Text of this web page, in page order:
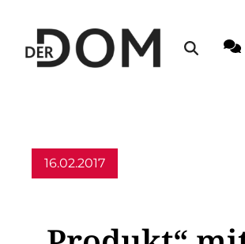
16.02.2017